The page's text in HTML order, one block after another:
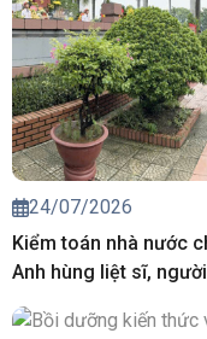
24/07/2026
Kiểm toán nhà nước
Anh hùng liệt sĩ,